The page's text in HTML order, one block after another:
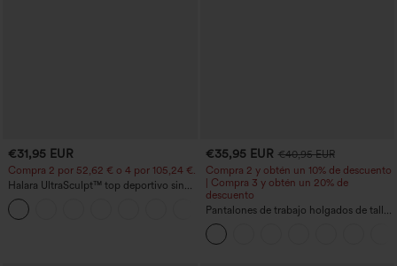
€31,95 EUR
Compra 2 por 52,62 € o 4 por 105,24 €.
Halara UltraSculpt™ top deportivo sin
mangas con escote redondo y bajo
curvo
+11
€35,95 EUR €40,95 EUR
Compra 2 y obtén un 10% de descuento
| Compra 3 y obtén un 20% de
descuento
Pantalones de trabajo holgados de talle
medio con bolsillos y pernera estilo
barril